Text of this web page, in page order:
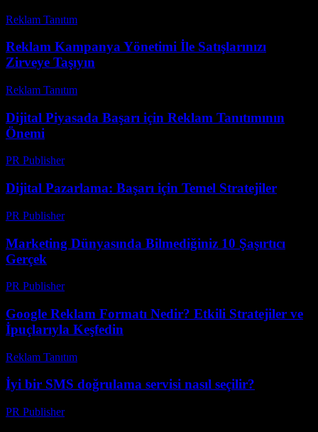
Reklam Tanıtım
Reklam Kampanya Yönetimi İle Satışlarınızı
Zirveye Taşıyın
Reklam Tanıtım
Dijital Piyasada Başarı için Reklam Tanıtımının
Önemi
PR Publisher-
Dijital Pazarlama: Başarı için Temel Stratejiler
PR Publisher-
Marketing Dünyasında Bilmediğiniz 10 Şaşırtıcı
Gerçek
PR Publisher-
Google Reklam Formatı Nedir? Etkili Stratejiler ve
İpuçlarıyla Keşfedin
Reklam Tanıtım
İyi bir SMS doğrulama servisi nasıl seçilir?
PR Publisher-